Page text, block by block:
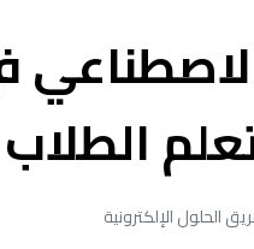
الحلول الإلكترونية